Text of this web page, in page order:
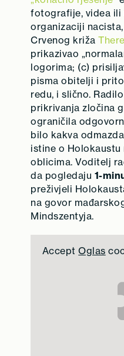
fotografije, videa ili
organizaciji
Crvenog križa
prikazivao
logorima; (c)
pisma obitelji i
redu, i slično.
prikrivanja zločina
ograničila
bilo kakva
istine o Holokaustu
oblicima. Voditelj
da pogledaju 1-
preživjeli
na govor
Mindszentyja.
AcceptOglas